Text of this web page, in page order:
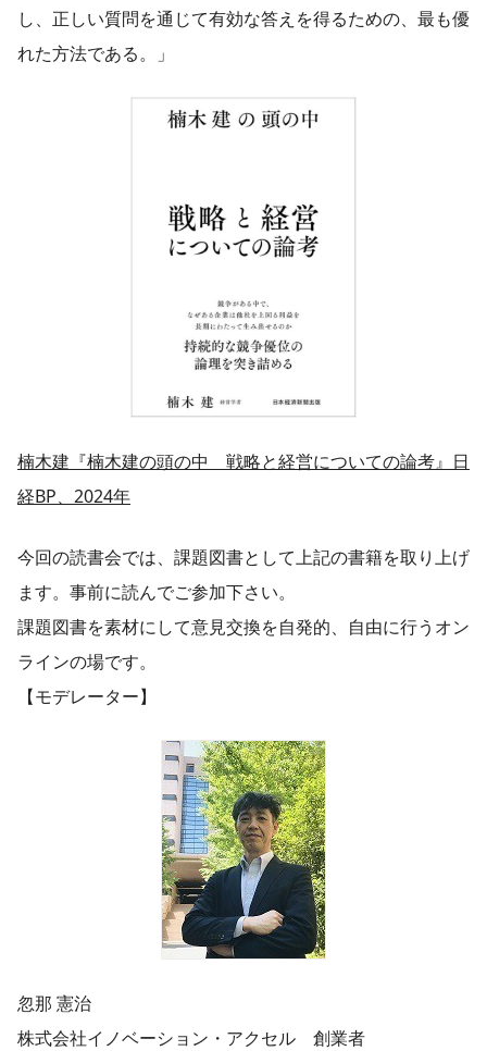
し、正しい質問を通じて有効な答えを得るための、最も優
れた方法である。」
楠木建『楠木建の頭の中 戦略と経営についての論考』日
経BP、2024年
今回の読書会では、課題図書として上記の書籍を取り上げ
ます。事前に読んでご参加下さい。
課題図書を素材にして意見交換を自発的、自由に行うオン
ラインの場です。
【モデレーター】
忽那 憲治
株式会社イノベーション・アクセル 創業者